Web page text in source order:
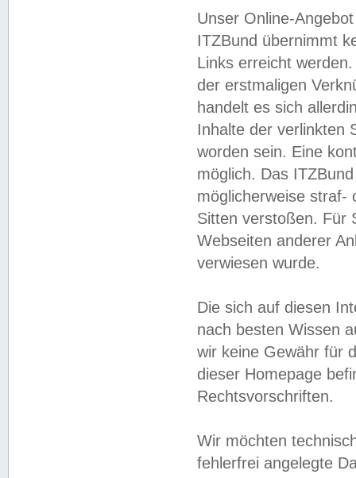
Unser Online-
ITZBund übernimmt
Links erreicht
der erstmaligen
handelt es sich
Inhalte der verlinkten
worden sein. Eine
möglich. Das
möglicherweise straf-
Sitten verstoßen. Für
Webseiten anderer
verwiesen wurde.
Die sich auf diesen
nach besten Wissen
wir keine Gewähr für
dieser Homepage
Rechtsvorschriften.
Wir möchten
fehlerfrei angelegte